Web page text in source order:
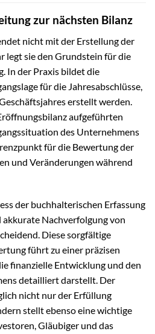
zur nächsten Bilanz
nicht mit der Erstellung der
legt sie den Grundstein für die
In der Praxis bildet die
für die Jahresabschlüsse,
erstellt werden.
aufgeführten
des Unternehmens
für die Bewertung der
und Veränderungen während
der buchhalterischen Erfassung
Nachverfolgung von
Diese sorgfältige
führt zu einer präzisen
finanzielle Entwicklung und den
detailliert darstellt. Der
nicht nur der Erfüllung
stellt ebenso eine wichtige
Gläubiger und das